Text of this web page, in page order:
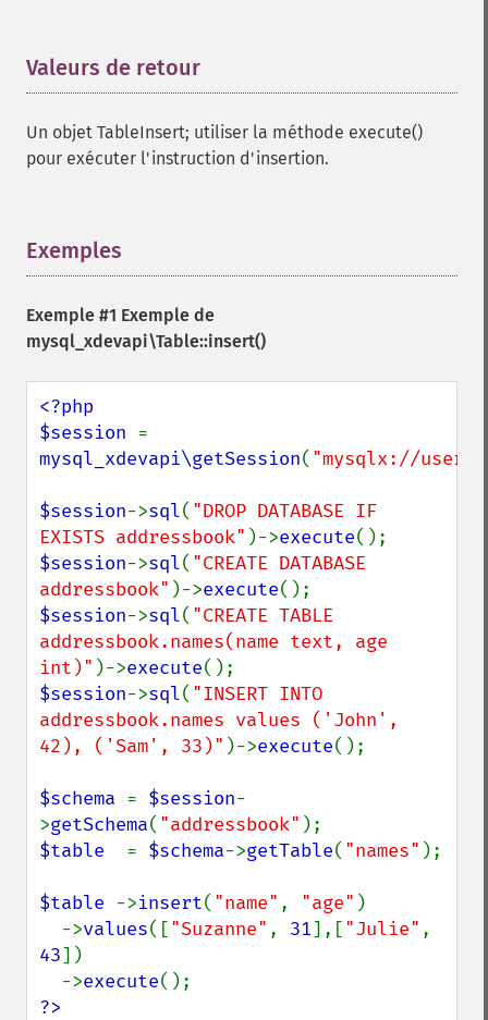
Valeurs de retour
Un objet TableInsert; utiliser la méthode execute()
pour exécuter l'instruction d'insertion.
Exemples
Exemple #1 Exemple de
mysql_xdevapi\Table::insert()
<?php
$session
mysql_xdevapi\getSession( "mysqlx://
$session->sql( "DROP DATABASE IF
EXISTS addressbook" )->execute
$session->sql( "CREATE DATABASE
addressbook" )->execute
$session->sql( "CREATE TABLE
addressbook.names(name text, age
int)" )->execute
$session->sql( "INSERT INTO
addressbook.names values ('John',
42), ('Sam', 33)" )->execute();
$schema = $session-
>getSchema( "addressbook"
$table = $schema->getTable( "names" );
$table ->insert( "name" , "age" )
  ->
values(["Suzanne" , 31],["Julie"
43])
  ->
execute
?>